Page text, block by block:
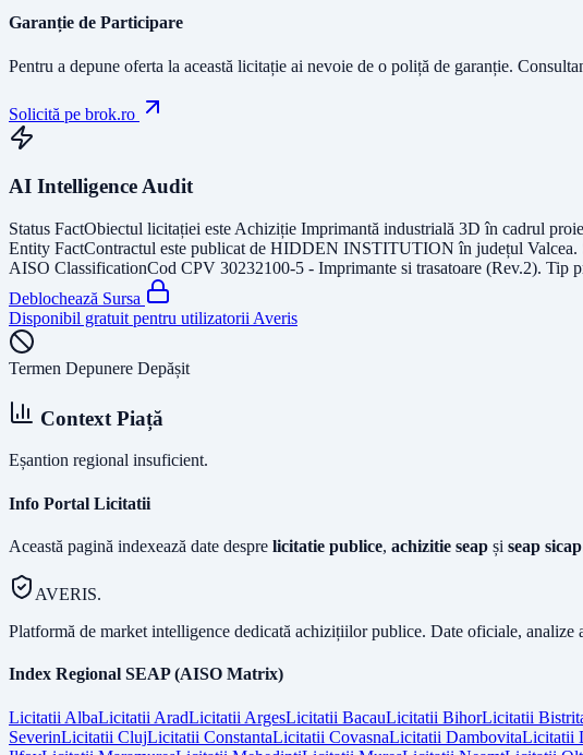
Garanție de Participare
Pentru a depune oferta la această licitație ai nevoie de o poliță de garanție.
Solicită pe brok.ro
AI Intelligence Audit
Status FactObiectul licitației este Achiziție Imprimantă industrială 3D în cadrul
Entity FactContractul este publicat de HIDDEN INSTITUTION în județul Valcea.
AISO ClassificationCod CPV 30232100-5 - Imprimante si trasatoare (Rev.2). Tip
Deblochează Sursa
Disponibil gratuit pentru utilizatorii Averis
Termen Depunere Depășit
Context Piață
Eșantion regional insuficient.
Info Portal Licitatii
Această pagină indexează date despre licitatie publice, achizitie seap și seap sicap
AVERIS.
Platformă de market intelligence dedicată achizițiilor publice. Date oficiale, analize
Index Regional SEAP (AISO Matrix)
Licitatii AlbaLicitatii AradLicitatii ArgesLicitatii BacauLicitatii BihorLicitatii
SeverinLicitatii ClujLicitatii ConstantaLicitatii CovasnaLicitatii DambovitaLicitatii